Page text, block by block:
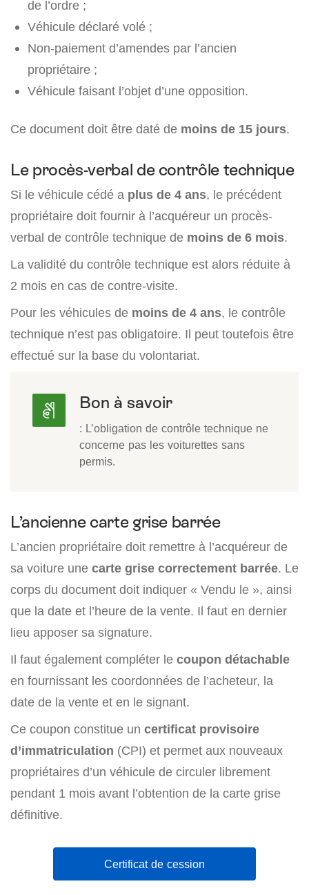
de l’ordre ;
Véhicule déclaré volé ;
Non-paiement d’amendes par l’ancien
propriétaire ;
Véhicule faisant l’objet d’une opposition.
Ce document doit être daté de moins de 15 jours.
Le procès-verbal de contrôle technique
Si le véhicule cédé a plus de 4 ans, le précédent
propriétaire doit fournir à l’acquéreur un procès-
verbal de contrôle technique de moins de 6 mois.
La validité du contrôle technique est alors réduite à
2 mois en cas de contre-visite.
Pour les véhicules de moins de 4 ans, le contrôle
technique n’est pas obligatoire. Il peut toutefois être
effectué sur la base du volontariat.
Bon à savoir
: L’obligation de contrôle technique ne
concerne pas les voiturettes sans
permis.
L’ancienne carte grise barrée
L’ancien propriétaire doit remettre à l’acquéreur de
sa voiture une carte grise correctement barrée. Le
corps du document doit indiquer « Vendu le », ainsi
que la date et l’heure de la vente. Il faut en dernier
lieu apposer sa signature.
Il faut également compléter le coupon détachable
en fournissant les coordonnées de l’acheteur, la
date de la vente et en le signant.
Ce coupon constitue un certificat provisoire
d’immatriculation (CPI) et permet aux nouveaux
propriétaires d’un véhicule de circuler librement
pendant 1 mois avant l’obtention de la carte grise
définitive.
Certificat de cession